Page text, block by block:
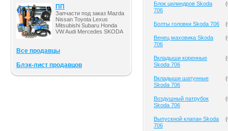
ПП
Запчасти под заказ Mazda
Nissan Toyota Lexus
Mitsubishi Subaru Honda
VW Audi Mercedes SKODA
Все продавцы
Блэк-лист продавцов
Блок цилиндров Skoda
706
(
Болты головки Skoda 706 (
Венец маховика Skoda
706
(
Вкладыши коренные
Skoda 706
(
Вкладыши шатунные
Skoda 706
(
Воздушный патрубок
Skoda 706
(
Выпускной клапан Skoda
706
(